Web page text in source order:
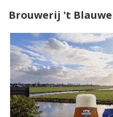
Brouwerij 't